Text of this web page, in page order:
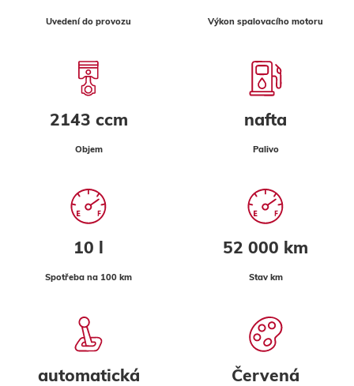
Uvedení do provozu Výkon spalovacího motoru
2143 ccm
Objem
nafta
Palivo
10 l
Spotřeba na 100 km
52 000 km
Stav km
automatická Červená